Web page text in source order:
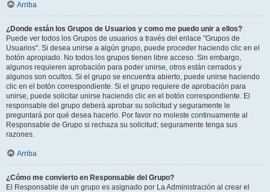
Arriba
¿Donde están los Grupos de Usuarios y como me puedo unir a ellos?
Puede ver todos los Grupos de usuarios a través del enlace "Grupos de
Usuarios". Si desea unirse a algún grupo, puede proceder haciendo clic en el
botón apropiado. No todos los grupos tienen libre acceso. Sin embargo,
algunos requieren aprobación para poder unirse, otros están cerrados y
algunos son ocultos. Si el grupo se encuentra abierto, puede unirse haciendo
clic en el botón correspondiente. Si el grupo requiere de aprobación para
unirse, puede solicitar unirse haciendo clic en el botón correspondiente. El
responsable del grupo deberá aprobar su solicitud y seguramente le
preguntará por qué desea hacerlo. Por favor no moleste continuamente al
Responsable de Grupo si rechaza su solicitud; seguramente tenga sus
razones.
Arriba
¿Cómo me convierto en Responsable del Grupo?
El Responsable de un grupo es asignado por La Administración al crear el